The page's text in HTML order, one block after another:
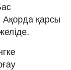
Ақорда қарсы